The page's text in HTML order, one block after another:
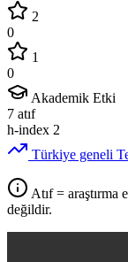
2
0
1
0
Akademik Etki
7 atıf
h-index 2
Türkiye geneli
Atıf =
değildir.